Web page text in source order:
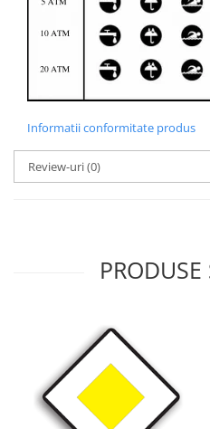
Informatii conformitate produs
Review-uri(0)